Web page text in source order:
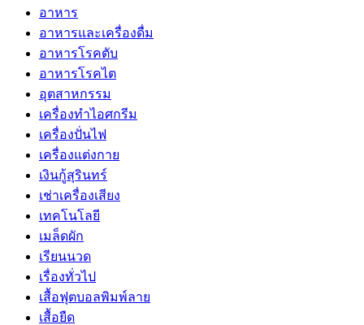
อาหาร
อาหารและเครื่องดื่ม
อาหารโรคตับ
อาหารโรคไต
อุตสาหกรรม
เครื่องทำไอศกรีม
เครื่องปั่นไฟ
เครื่องแต่งกาย
เงินกู้สุรินทร์
เช่าเครื่องเสียง
เทคโนโลยี
เมล็ดผัก
เรียนนวด
เรื่องทั่วไป
เสื้อฟุตบอลพิมพ์ลาย
เสื้อยืด